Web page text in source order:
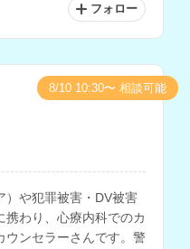
フォロー
）や犯罪被害・DV被害
携わり、心療内科でのカ
ウンセラーさんです。警
8/10 10:30〜 相談可能